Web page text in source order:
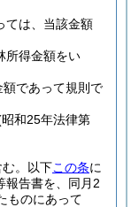
ては、当該金額
所得金額をい
であって規則で
和25年法律第
。以下この条に
報告書を、同月2
ものにあって